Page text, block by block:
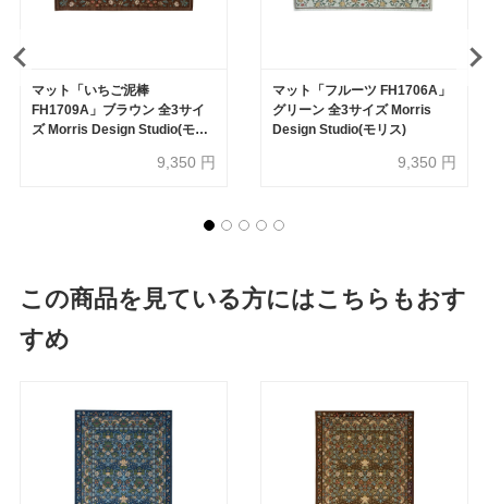
マット「いちご泥棒
FH1709A」ブラウン 全3サイ
ズ Morris Design Studio(モリ
9,350 円
マット「フルーツ FH1706A」
グリーン 全3サイズ Morris
Design Studio(モリス)
9,350 円
この商品を見ている方にはこちらもおす
すめ